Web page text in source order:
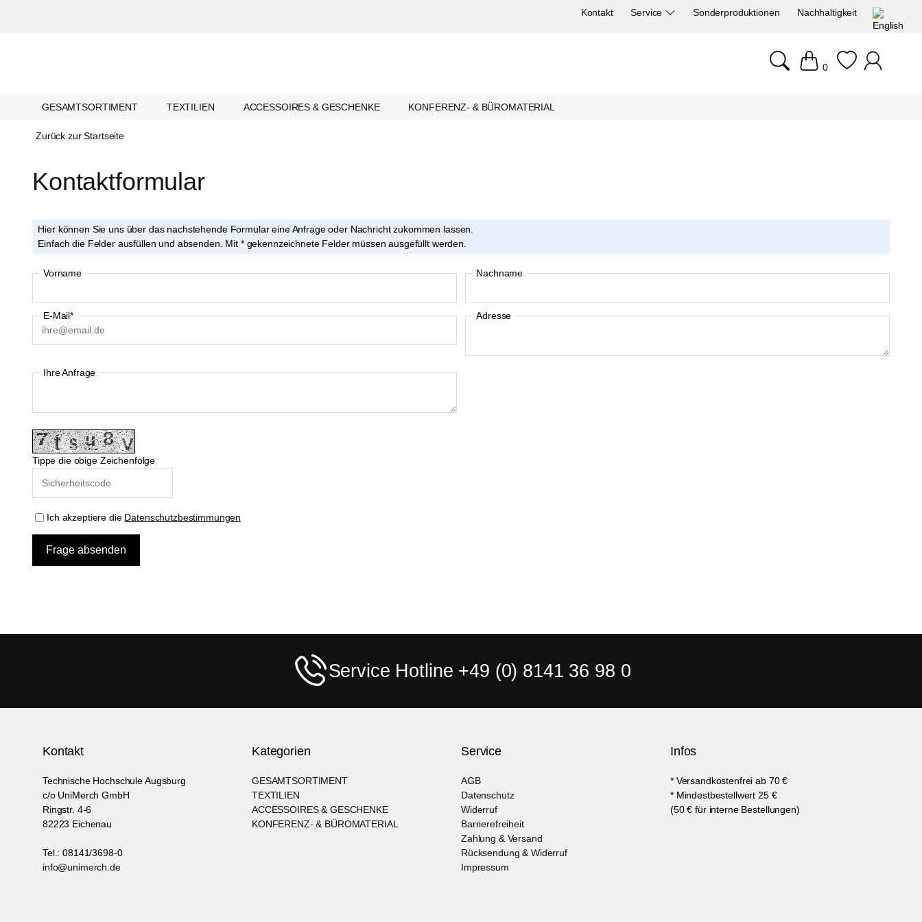
Kontakt Service Sonderproduktionen Nachhaltigkeit
0
GESAMTSORTIMENT TEXTILIEN ACCESSOIRES & GESCHENKE KONFERENZ- & BÜROMATERIAL
Zurück zur Startseite
Kontaktformular
Hier können Sie uns über das nachstehende Formular eine Anfrage oder Nachricht zukommen lassen.
Einfach die Felder ausfüllen und absenden. Mit * gekennzeichnete Felder müssen ausgefüllt werden.
Vorname Nachname
E-Mail* Adresse
Ihre Anfrage
Tippe die obige Zeichenfolge
Ich akzeptiere die Datenschutzbestimmungen
Service Hotline +49 (0) 8141 36 98 0
Kontakt
Technische Hochschule Augsburg
c/o UniMerch GmbH
Ringstr. 4-6
82223 Eichenau
Tel.: 08141/3698-0
info@unimerch.de
Kategorien
GESAMTSORTIMENT
TEXTILIEN
ACCESSOIRES & GESCHENKE
KONFERENZ- & BÜROMATERIAL
Service
AGB
Datenschutz
Widerruf
Barrierefreiheit
Zahlung & Versand
Rücksendung & Widerruf
Impressum
Infos
* Versandkostenfrei ab 70 €
* Mindestbestellwert 25 €
(50 € für interne Bestellungen)